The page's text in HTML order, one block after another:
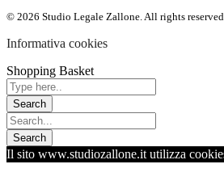
© 2026 Studio Legale Zallone. All rights
Informativa cookies
Shopping Basket
Il sito www.studiozallone.it utilizza